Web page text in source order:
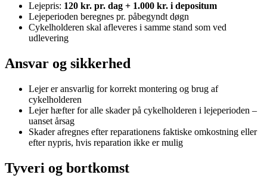
Lejepris: 120 kr. pr. dag + 1.000 kr. i depositum
Lejeperioden beregnes pr. påbegyndt døgn
Cykelholderen skal afleveres i samme stand som ved
udlevering
Ansvar og sikkerhed
Lejer er ansvarlig for korrekt montering og brug af
cykelholderen
Lejer hæfter for alle skader på cykelholderen i lejeperioden –
uanset årsag
Skader afregnes efter reparationens faktiske omkostning eller
efter nypris, hvis reparation ikke er mulig
Tyveri og bortkomst